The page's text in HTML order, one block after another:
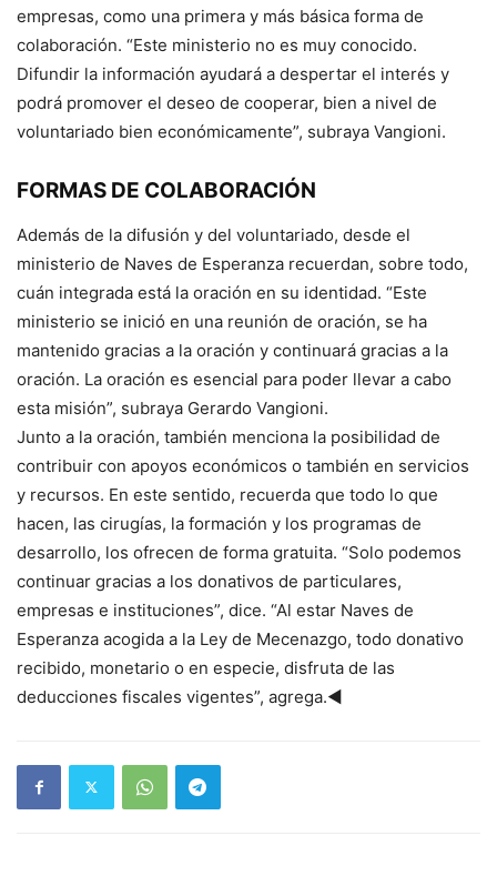
empresas, como una primera y más básica forma de
colaboración. “Este ministerio no es muy conocido.
Difundir la información ayudará a despertar el interés y
podrá promover el deseo de cooperar, bien a nivel de
voluntariado bien económicamente”, subraya Vangioni.
FORMAS DE COLABORACIÓN
Además de la difusión y del voluntariado, desde el
ministerio de Naves de Esperanza recuerdan, sobre todo,
cuán integrada está la oración en su identidad. “Este
ministerio se inició en una reunión de oración, se ha
mantenido gracias a la oración y continuará gracias a la
oración. La oración es esencial para poder llevar a cabo
esta misión”, subraya Gerardo Vangioni.
Junto a la oración, también menciona la posibilidad de
contribuir con apoyos económicos o también en servicios
y recursos. En este sentido, recuerda que todo lo que
hacen, las cirugías, la formación y los programas de
desarrollo, los ofrecen de forma gratuita. “Solo podemos
continuar gracias a los donativos de particulares,
empresas e instituciones”, dice. “Al estar Naves de
Esperanza acogida a la Ley de Mecenazgo, todo donativo
recibido, monetario o en especie, disfruta de las
deducciones fiscales vigentes”, agrega.◄